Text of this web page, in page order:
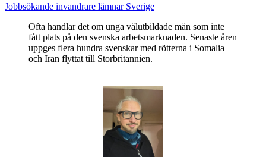
Jobbsökande invandrare lämnar Sverige
Ofta handlar det om unga välutbildade män som inte
fått plats på den svenska arbetsmarknaden. Senaste åren
uppges flera hundra svenskar med rötterna i Somalia
och Iran flyttat till Storbritannien.